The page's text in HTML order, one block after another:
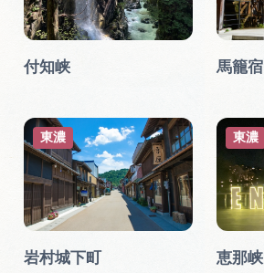
フォトライブラリー
動画ライブラリー
お問い合わせ
運営組織
広告掲載
サイトポリシー
付知峡 馬籠宿
岩村城下町
東濃
恵那峡
東濃